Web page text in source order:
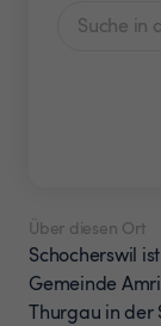
Über diesen Ort
Schocherswil
Gemeinde
Thurgau in der